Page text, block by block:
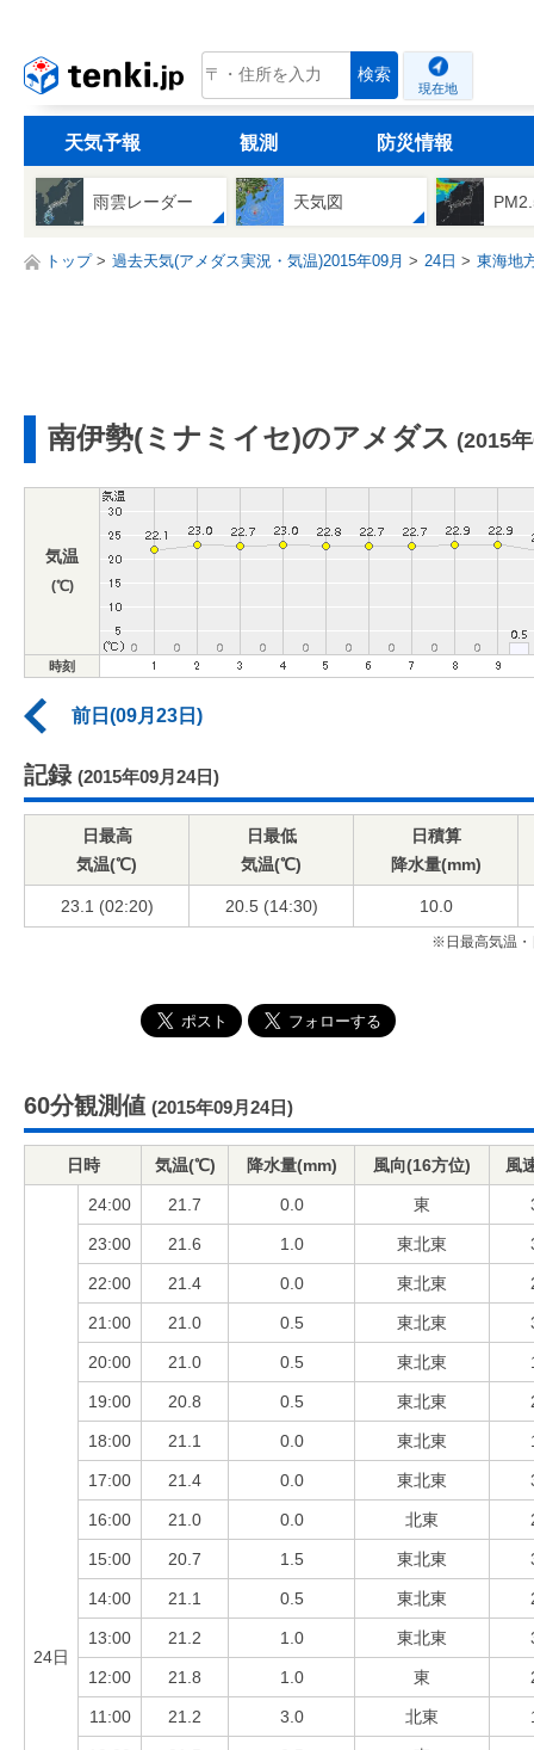
tenki.jp 検索
現在地
天気予報 観測 防災情報
雨雲レーダー 天気図
トップ 過去天気(アメダス実況・気温)2015年09月 24日 東海地
南伊勢(ミナミイセ)のアメダス (2015
気温
(℃)
時刻
前日(09月23日)
記録 (2015年09月24日)
日最高
気温(℃)
日最低
気温(℃)
日積算
降水量(mm)
23.1 (02:20) 20.5 (14:30) 10.0
※日最高気温・
60分観測値 (2015年09月24日)
日時 気温(℃) 降水量(mm) 風向(16方位) 風
24日
24:00 21.7 0.0 東
23:00 21.6 1.0 東北東
22:00 21.4 0.0 東北東
21:00 21.0 0.5 東北東
20:00 21.0 0.5 東北東
19:00 20.8 0.5 東北東
18:00 21.1 0.0 東北東
17:00 21.4 0.0 東北東
16:00 21.0 0.0 北東
15:00 20.7 1.5 東北東
14:00 21.1 0.5 東北東
13:00 21.2 1.0 東北東
12:00 21.8 1.0 東
11:00 21.2 3.0 北東